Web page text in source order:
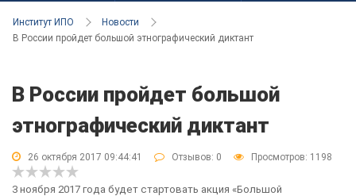
Институт ИПО
Новости
В России пройдет большой этнографический диктант
В России пройдет большой
этнографический диктант
26 октября 2017 09:44:41 Отзывов: 0 Просмотров: 1198
3 ноября 2017 года будет стартовать акция «Большой